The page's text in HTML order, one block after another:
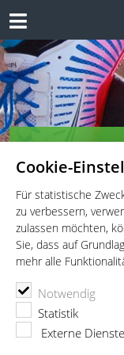
Cookie-
Für statistische
zu verbessern,
zulassen möchten,
Sie, dass auf
mehr alle
Notwendig
Statistik
Externe Dienste
Leichtathletik für
Freitzeitathleten
TSV Vaterstetten e.V.
Bayerische Hallen-
Bayerische